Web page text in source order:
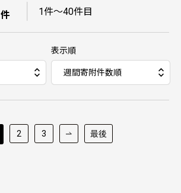
件 1件～40件目
表示順
2 3 最後